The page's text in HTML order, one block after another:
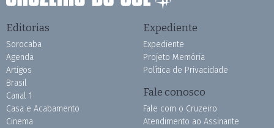
Editorias
Sorocaba
Agenda
Artigos
Brasil
Canal 1
Casa e Acabamento
Cinema
Expediente
Expediente
Projeto Memória
Política de Privacidade
Fale conosco
Fale com o Cruzeiro
Atendimento ao Assinante